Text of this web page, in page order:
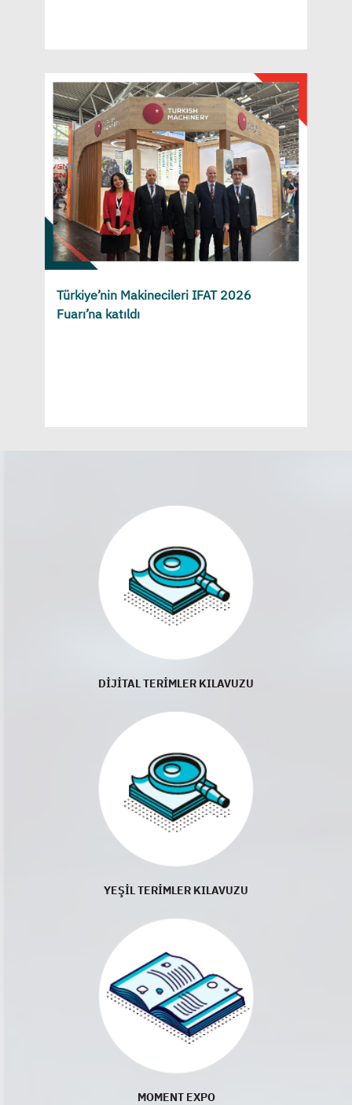
Türkiye’nin Makinecileri IFAT 2026
Fuarı’na katıldı
DİJİTAL TERİMLER KILAVUZU
YEŞİL TERİMLER KILAVUZU
MOMENT EXPO